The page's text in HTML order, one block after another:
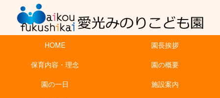
HOME
園長挨拶
保育内容・理念
園の概要
園の一日
施設案内